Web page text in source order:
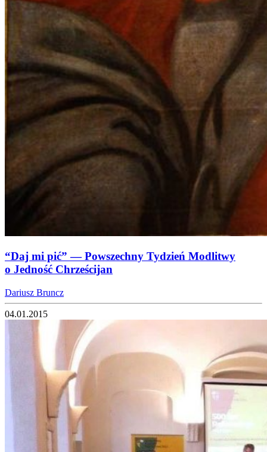
“Daj mi pić” — Powszechny Tydzień Modlitwy
o Jedność Chrześcijan
Dariusz Bruncz
04.01.2015